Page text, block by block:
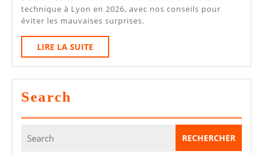
Technique
Lyon
:
Comment
Bien
En
technique à Lyon en 2026, avec nos conseils pour
éviter les mauvaises surprises.
LIRE LA SUITE
LA
SUITE
Search
for: